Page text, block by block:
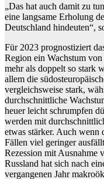
„Das hat auch damit zu
eine langsame Erholung
Deutschland hindeuten“,
Für 2023 prognostiziert
Region ein Wachstum
mehr als doppelt so stark
allem die
vergleichsweise stark,
durchschnittliche
heuer leicht schrumpfen
werden mit
etwas stärker. Auch wenn
Fällen viel geringer
Rezession mit Ausnahme
Russland hat sich nach
vergangenen Jahr